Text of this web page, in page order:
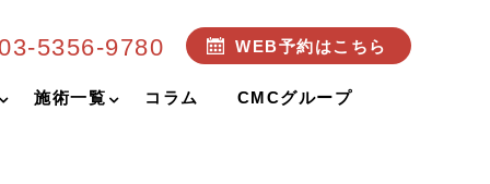
5356-9780 WEB予約はこちら
施術一覧 コラム CMCグループ